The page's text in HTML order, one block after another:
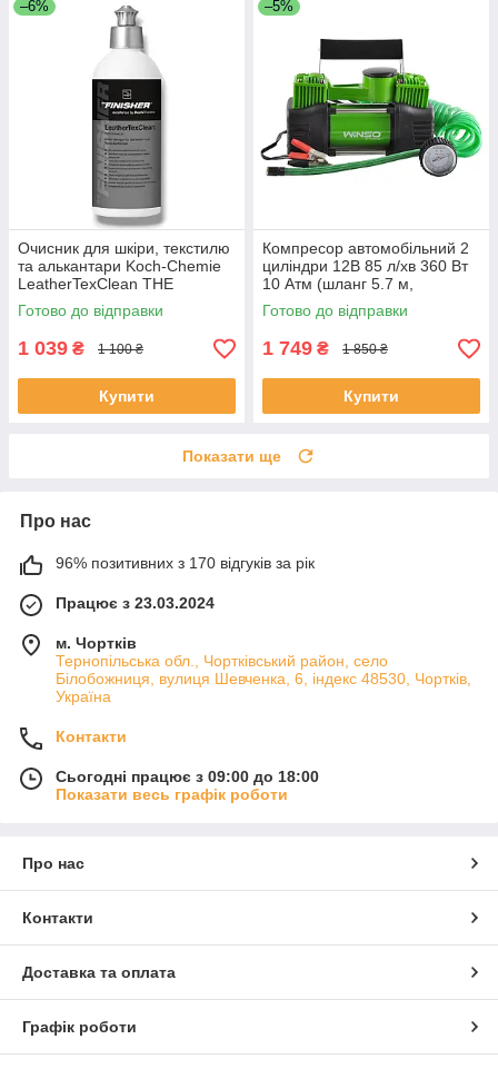
–6%
Очисник для шкіри, текстилю
та алькантари Koch-Chemie
LeatherTexClean THE
FINISHER 500 мл
Готово до відправки
1 039 ₴ 1 100 ₴
Купити
–5%
Компресор автомобільний 2
циліндри 12В 85 л/хв 360 Вт
10 Атм (шланг 5.7 м,
дефлятор)
Готово до відправки
1 749 ₴ 1 850 ₴
Купити
Показати ще
Про нас
96% позитивних з 170 відгуків за рік
Працює з 23.03.2024
м. Чортків
Тернопільська обл., Чортківський район, село
Білобожниця, вулиця Шевченка, 6, індекс 48530, Чортків,
Україна
Контакти
Сьогодні працює з 09:00 до 18:00
Показати весь графік роботи
Про нас
Контакти
Доставка та оплата
Графік роботи